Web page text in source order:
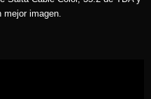
imagen.